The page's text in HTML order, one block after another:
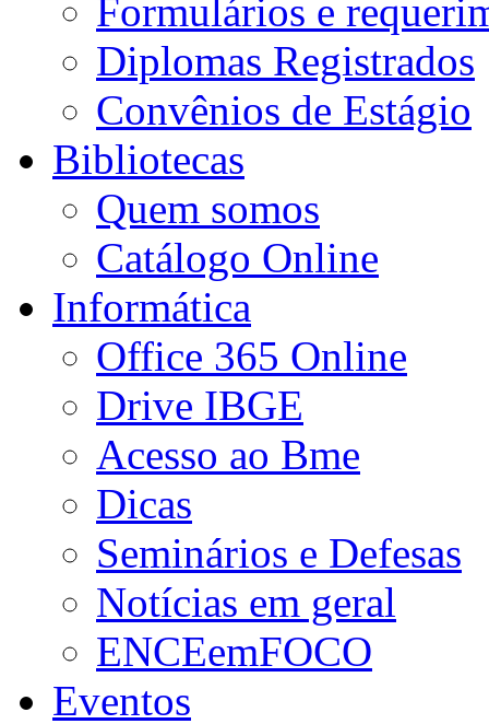
Formulários e
Diplomas Registrados
Convênios de Estágio
Bibliotecas
Quem somos
Catálogo Online
Informática
Office 365 Online
Drive IBGE
Acesso ao Bme
Dicas
Seminários e Defesas
Notícias em geral
ENCEemFOCO
Eventos